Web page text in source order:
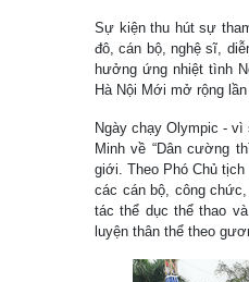
Sự kiện thu hút sự
đô, cán bộ, nghệ sĩ,
hưởng ứng nhiệt tình
Hà Nội Mới mở rộng
Ngày chạy Olympic -
Minh về “Dân cường
giới. Theo Phó Chủ tịch
các cán bộ, công
tác thể dục thể thao
luyện thân thể theo